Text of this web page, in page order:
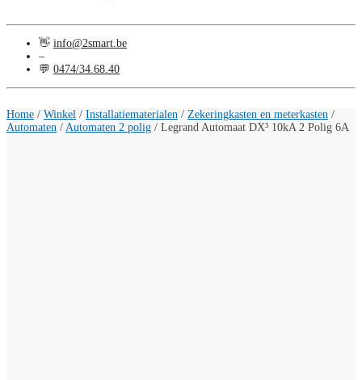
👋 info@2smart.be
–
💬 0474/34.68.40
Home / Winkel / Installatiematerialen / Zekeringkasten en meterkasten /
Automaten / Automaten 2 polig / Legrand Automaat DX³ 10kA 2 Polig 6A